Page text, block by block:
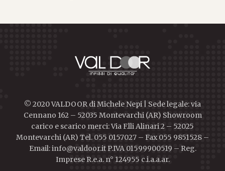
© 2020 VALDOOR di Michele Nepi | Sede legale: via
Cennano 162 – 52035 Montevarchi (AR) Showroom
carico e scarico merci: Via F.lli Alinari 2 – 52025
Montevarchi (AR) Tel. 055 0157027 – Fax 055 9851528 –
Email: info@valdoor.it P.IVA 01599900519 – Reg.
Imprese R.e.a. n° 124955 c.i.a.a.ar.